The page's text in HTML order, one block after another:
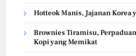
Hotteok Manis, Jajanan Korea
Brownies Tiramisu,
Kopi yang Memikat